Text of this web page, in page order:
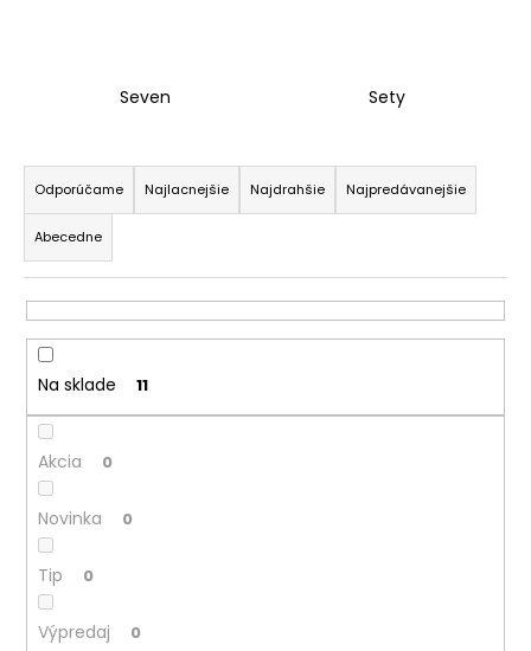
Seven Sety
R
a
d
e
n
i
e
p
r
o
d
u
k
o
v
Odporúčame Najlacnejšie Najdrahšie Najpredávanejšie
Abecedne
Na sklade 11
Akcia 0
Novinka 0
Tip 0
Výpredaj 0
O
d
p
o
r
ú
č
a
m
e
BOX
NA
ZOŠITY
A4
JUMBO
PLAYWORLD
PIXEL
5,96